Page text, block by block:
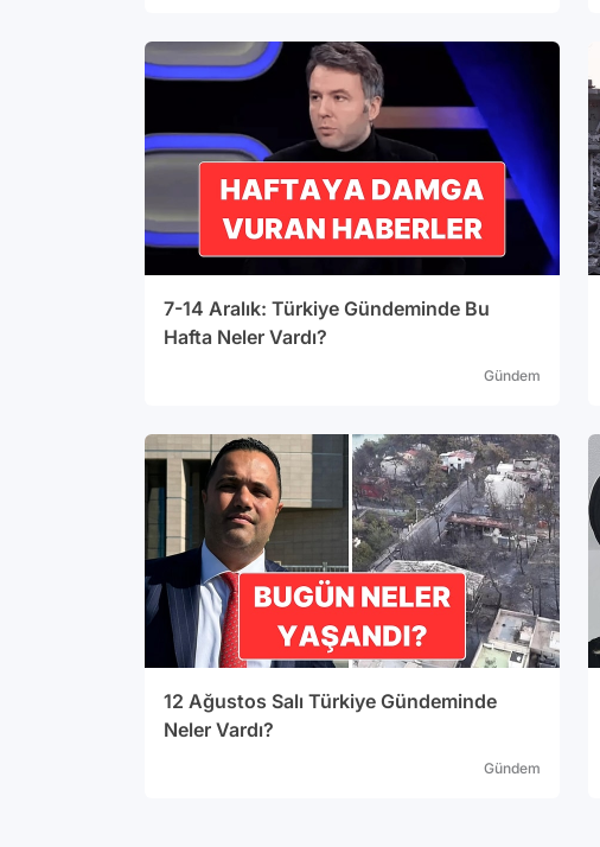
7-14 Aralık: Türkiye Gündeminde Bu
Hafta Neler Vardı?
Gündem
12 Ağustos Salı Türkiye Gündeminde
Neler Vardı?
Gündem